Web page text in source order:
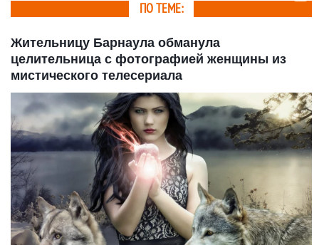
ПО ТЕМЕ:
Жительницу Барнаула обманула
целительница с фотографией женщины из
мистического телесериала